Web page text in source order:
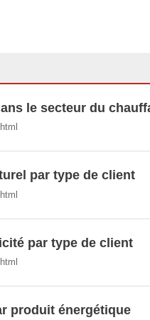
d'énergie selon les
énergétique (après
(DJU)
électriques et
électriques et
des particuliers (en
industriels (en
%)
de produit
station météorologique
le secteur du
html
par type de client
html
par type de client
html
produit énergétique